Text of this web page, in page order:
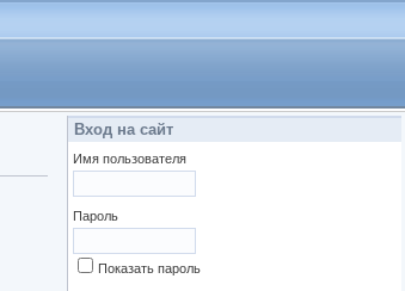
Вход на сайт
Имя пользователя
Пароль
Показать пароль